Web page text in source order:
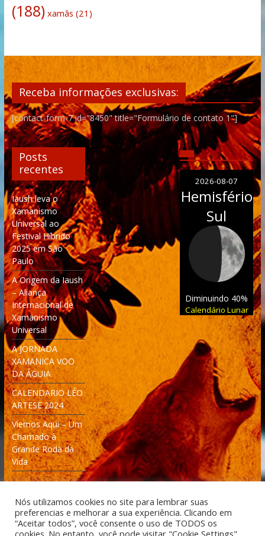
(188) xamãs (21)
Receba informações exclusivas:
[contact-form-7 id="8450" title="Formulário de contato 1"]
Posts
recentes
Iaush leva o
Xamanismo
Universal ao
Festival Híbrido
2025 em São
Paulo
A Origem da Iaush
– Aliança
Internacional de
Xamanismo
Universal
A JORNADA
XAMANICA VOO
DA ÁGUIA
CALENDARIO LÉO
ARTESE 2024
Viemos Aqui – Um
Chamado à
Grande Roda da
Vida
2026-08-07
Hemisfério
Sul
Diminuindo 40%
Calendário Lunar
Nós utilizamos cookies no site para lembrar suas
preferencias e melhorar a sua experiência. Clicando em
“Aceitar todos”, você consente o uso de TODOS os
cookies. No entanto, você pode visitar "Cookie Settings"